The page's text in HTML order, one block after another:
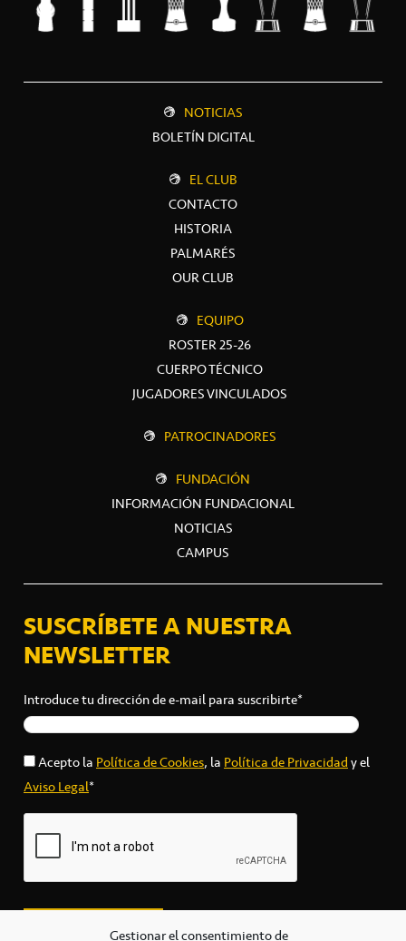
Gestionar el consentimiento de
NOTICIAS
BOLETÍN DIGITAL
EL CLUB
CONTACTO
HISTORIA
PALMARÉS
OUR CLUB
EQUIPO
ROSTER 25-26
CUERPO TÉCNICO
JUGADORES VINCULADOS
PATROCINADORES
FUNDACIÓN
INFORMACIÓN FUNDACIONAL
NOTICIAS
CAMPUS
SUSCRÍBETE A NUESTRA
NEWSLETTER
Introduce tu dirección de e-mail para suscribirte*
Acepto laPolítica de Cookies, laPolítica de Privacidady el
Aviso Legal*